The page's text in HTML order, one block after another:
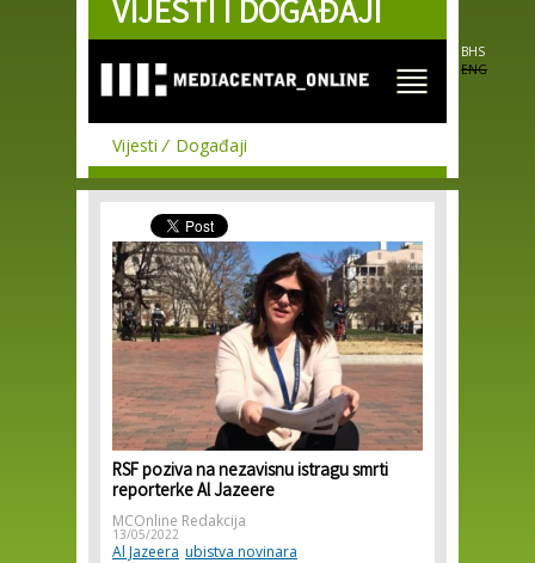
Skip to
main
VIJESTI I DOGAĐAJI
BHS
ENG
Vijesti Događaji
RSF poziva na nezavisnu istragu smrti
reporterke Al Jazeere
MCOnline Redakcija
13/05/2022
Al Jazeera ubistva novinara